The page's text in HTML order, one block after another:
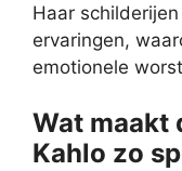
Haar
ervaringen,
emotionele
Wat maakt
Kahlo zo